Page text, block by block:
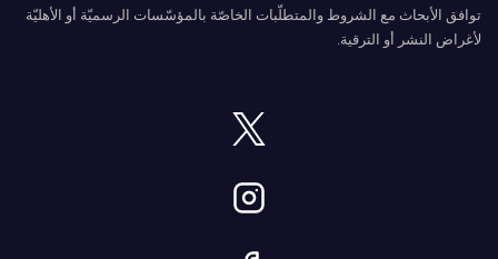
توافق الأبحاث مع الشروط والمتطلّبات الخاصّة بالمؤسّسات الرسميّة أو الأهليّة
لأغراض النشر أو الترقية.